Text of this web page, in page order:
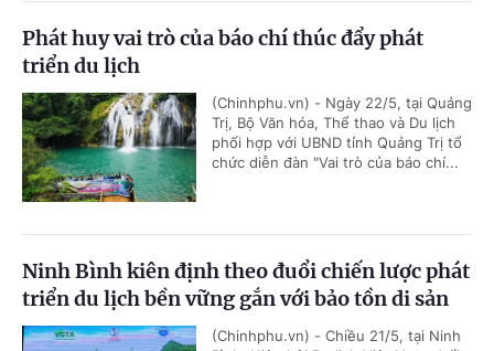
Phát huy vai trò của báo chí thúc đẩy phát
triển du lịch
(Chinhphu.vn) - Ngày 22/5, tại Quảng
Trị, Bộ Văn hóa, Thể thao và Du lịch
phối hợp với UBND tỉnh Quảng Trị tổ
chức diễn đàn "Vai trò của báo chí...
Ninh Bình kiên định theo đuổi chiến lược phát
triển du lịch bền vững gắn với bảo tồn di sản
(Chinhphu.vn) - Chiều 21/5, tại Ninh